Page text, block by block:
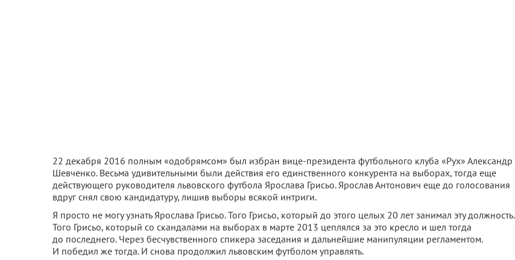
22 декабря 2016 полным «одобрямсом» был избран вице-президента футбольного клуба «Рух» Александр
Шевченко. Весьма удивительными были действия его единственного конкурента на выборах, тогда еще
действующего руководителя львовского футбола Ярослава Грисьо. Ярослав Антонович еще до голосования
вдруг снял свою кандидатуру, лишив выборы всякой интриги.
Я просто не могу узнать Ярослава Грисьо. Того Грисьо, который до этого целых 20 лет занимал эту должность.
Того Грисьо, который со скандалами на выборах в марте 2013 цеплялся за это кресло и шел тогда
до последнего. Через бесчувственного спикера заседания и дальнейшие манипуляции регламентом.
И победил же тогда. И снова продолжил львовским футболом управлять.